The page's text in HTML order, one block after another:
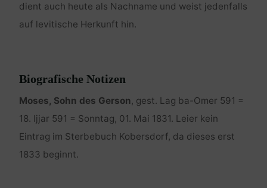
dient auch heute als Nachname und weist jedenfalls
auf levitische Herkunft hin.
Biografische Notizen
Moses, Sohn des Gerson, gest. Lag ba-Omer 591 =
18. Ijjar 591 = Sonntag, 01. Mai 1831. Leier kein
Eintrag im Sterbebuch Kobersdorf, da dieses erst
1833 beginnt.